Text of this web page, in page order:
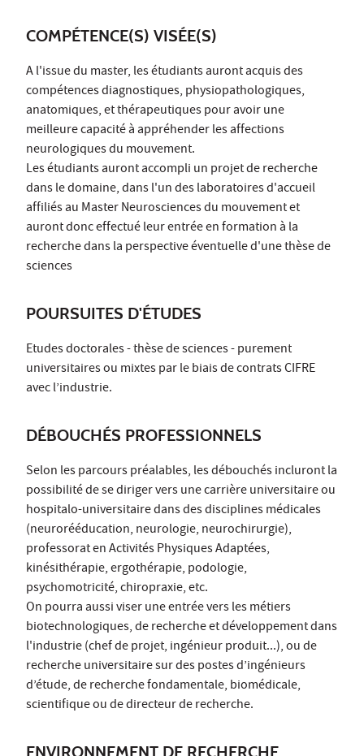
COMPÉTENCE(S) VISÉE(S)
A l'issue du master, les étudiants auront acquis des
compétences diagnostiques, physiopathologiques,
anatomiques, et thérapeutiques pour avoir une
meilleure capacité à appréhender les affections
neurologiques du mouvement.
Les étudiants auront accompli un projet de recherche
dans le domaine, dans l'un des laboratoires d'accueil
affiliés au Master Neurosciences du mouvement et
auront donc effectué leur entrée en formation à la
recherche dans la perspective éventuelle d'une thèse de
sciences
POURSUITES D'ÉTUDES
Etudes doctorales - thèse de sciences - purement
universitaires ou mixtes par le biais de contrats CIFRE
avec l’industrie.
DÉBOUCHÉS PROFESSIONNELS
Selon les parcours préalables, les débouchés incluront la
possibilité de se diriger vers une carrière universitaire ou
hospitalo-universitaire dans des disciplines médicales
(neurorééducation, neurologie, neurochirurgie),
professorat en Activités Physiques Adaptées,
kinésithérapie, ergothérapie, podologie,
psychomotricité, chiropraxie, etc.
On pourra aussi viser une entrée vers les métiers
biotechnologiques, de recherche et développement dans
l'industrie (chef de projet, ingénieur produit...), ou de
recherche universitaire sur des postes d’ingénieurs
d’étude, de recherche fondamentale, biomédicale,
scientifique ou de directeur de recherche.
ENVIRONNEMENT DE RECHERCHE